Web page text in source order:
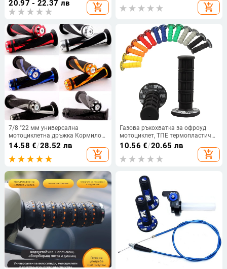
мотоциклети
20.97 - 22.37 лв
add_shopping_cart
превключвател на скоростта
Части за електронни велосипеди
add_shopping_cart
7/8 "22 мм универсална
мотоциклетна дръжка Кормило
Ръчна ръкохватка за Kawasaki
Honda Yamaha Suzuki Benelli
Ducati
14.58 €/28.52 лв
add_shopping_cart
Газова ръкохватка за офроуд
мотоциклет, ТПЕ термопластичен
еластомер, противохлъзгаща и
износоустойчива, дебела
10.56 €/20.65 лв
add_shopping_cart